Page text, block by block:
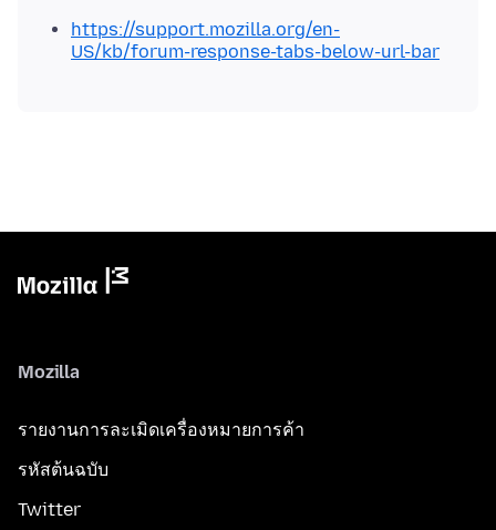
https://support.mozilla.org/en-
US/kb/forum-response-tabs-below-url-bar
Mozilla
รายงานการละเมิดเครื่องหมายการค้า
รหัสต้นฉบับ
Twitter